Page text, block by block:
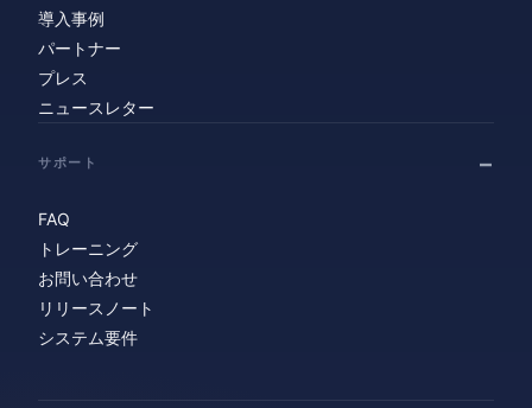
導入事例
パートナー
プレス
ニュースレター
サポート
FAQ
トレーニング
お問い合わせ
リリースノート
システム要件